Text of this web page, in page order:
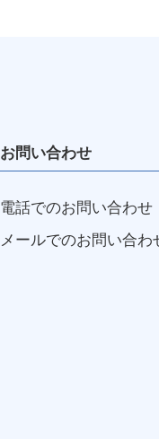
お問い合わせ
電話でのお問い合わせ
メールでのお問い合わ